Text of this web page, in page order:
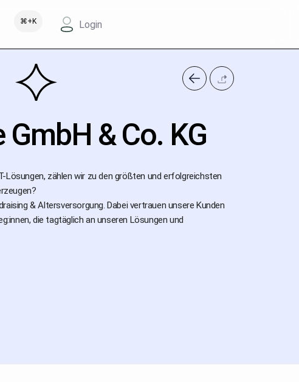
⌘+K Login
& Co. KG
Lösungen, zählen wir zu den größten und erfolgreichsten
& Altersversorgung. Dabei vertrauen unsere Kunden
die tagtäglich an unseren Lösungen und